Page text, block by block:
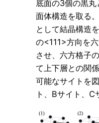
底面の3個の黒
面体構造を取る
として結晶構造
の<111>方向を
させ、六方格子
て上下層との関
可能なサイトを
ト、Bサイト、C